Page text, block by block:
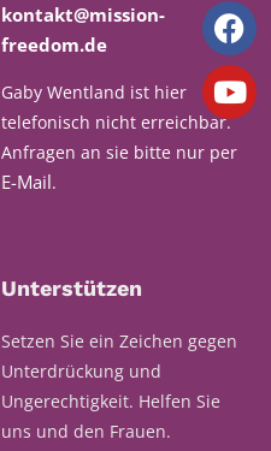
kontakt@mission-
freedom.de
Gaby Wentland ist hier
telefonisch nicht erreichbar.
Anfragen an sie bitte nur per
E-Mail.
Unterstützen
Setzen Sie ein Zeichen gegen
Unterdrückung und
Ungerechtigkeit. Helfen Sie
uns und den Frauen.